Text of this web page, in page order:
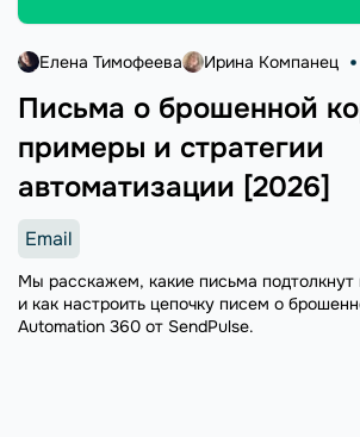
Письма о брошенной
примеры и стратегии
автоматизации [2026]
Елена Тимофеева Ирина Компанец
Email
Мы расскажем, какие письма подтолкнут
и как настроить цепочку писем о
Automation 360 от SendPulse.